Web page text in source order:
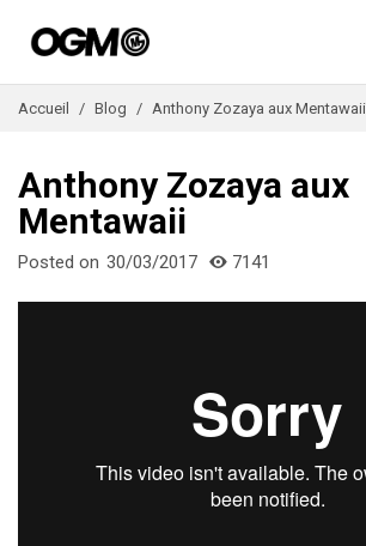
Accueil / Blog / Anthony Zozaya aux Mentawaii
Anthony Zozaya aux
Mentawaii
Posted on 30/03/2017 7141